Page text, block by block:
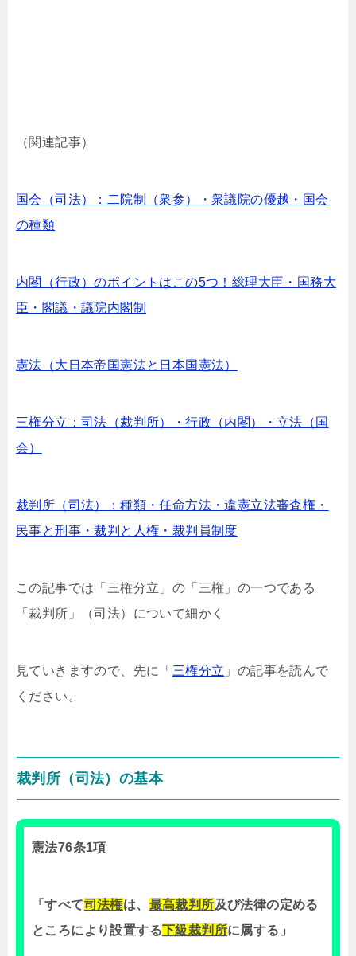
（関連記事）
国会（司法）：二院制（衆参）・衆議院の優越・国会
の種類
内閣（行政）のポイントはこの5つ！総理大臣・国務大
臣・閣議・議院内閣制
憲法（大日本帝国憲法と日本国憲法）
三権分立：司法（裁判所）・行政（内閣）・立法（国
会）
裁判所（司法）：種類・任命方法・違憲立法審査権・
民事と刑事・裁判と人権・裁判員制度
この記事では「三権分立」の「三権」の一つである
「裁判所」（司法）について細かく
見ていきますので、先に「 三権分立 」の記事を読んで
ください。
裁判所（司法）の基本
憲法76条1項
「すべて司法権は、 最高裁判所及び法律の定める
ところにより設置する下級裁判所に属する」